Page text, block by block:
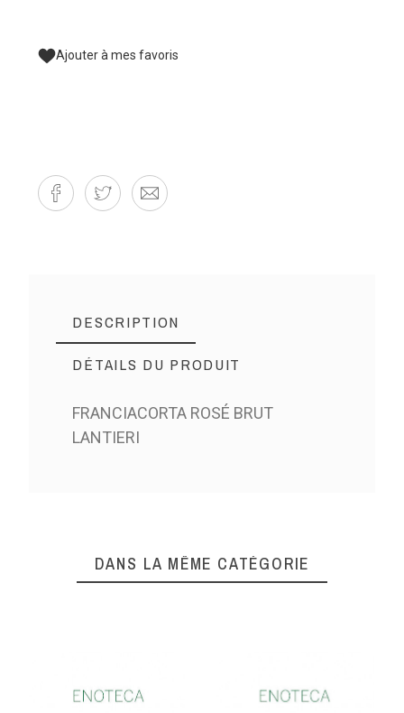
Ajouter à mes favoris
DESCRIPTION
DÉTAILS DU PRODUIT
FRANCIACORTA ROSÉ BRUT
LANTIERI
DANS LA MÊME CATÉGORIE